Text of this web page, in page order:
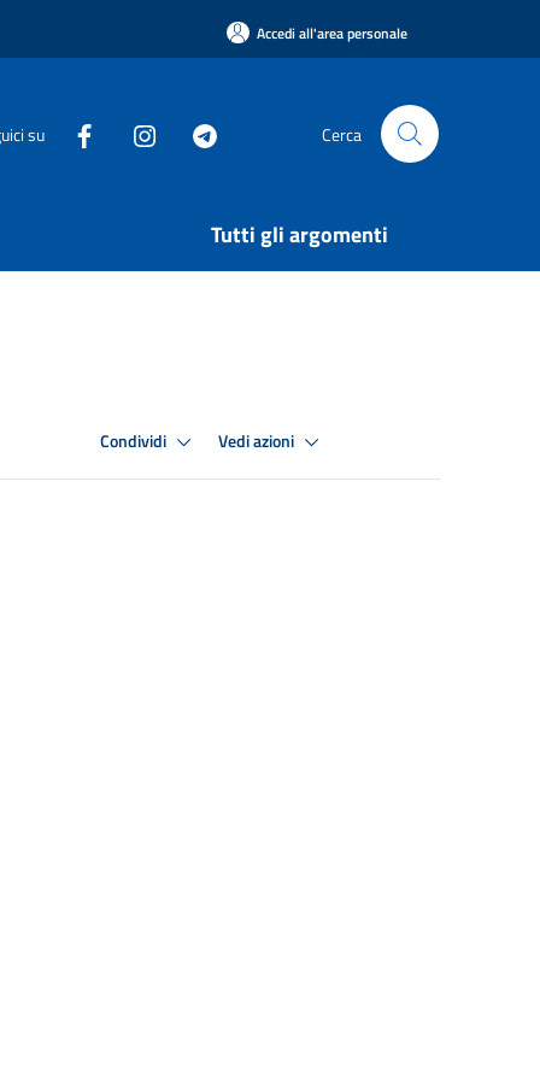
Accedi all'area personale
su Cerca
Tutti gli argomenti
Condividi Vedi azioni